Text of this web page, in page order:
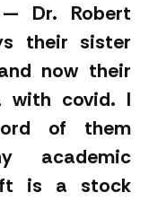
Dr. Robert
their sister
now their
with covid. I
of them
academic
is a stock